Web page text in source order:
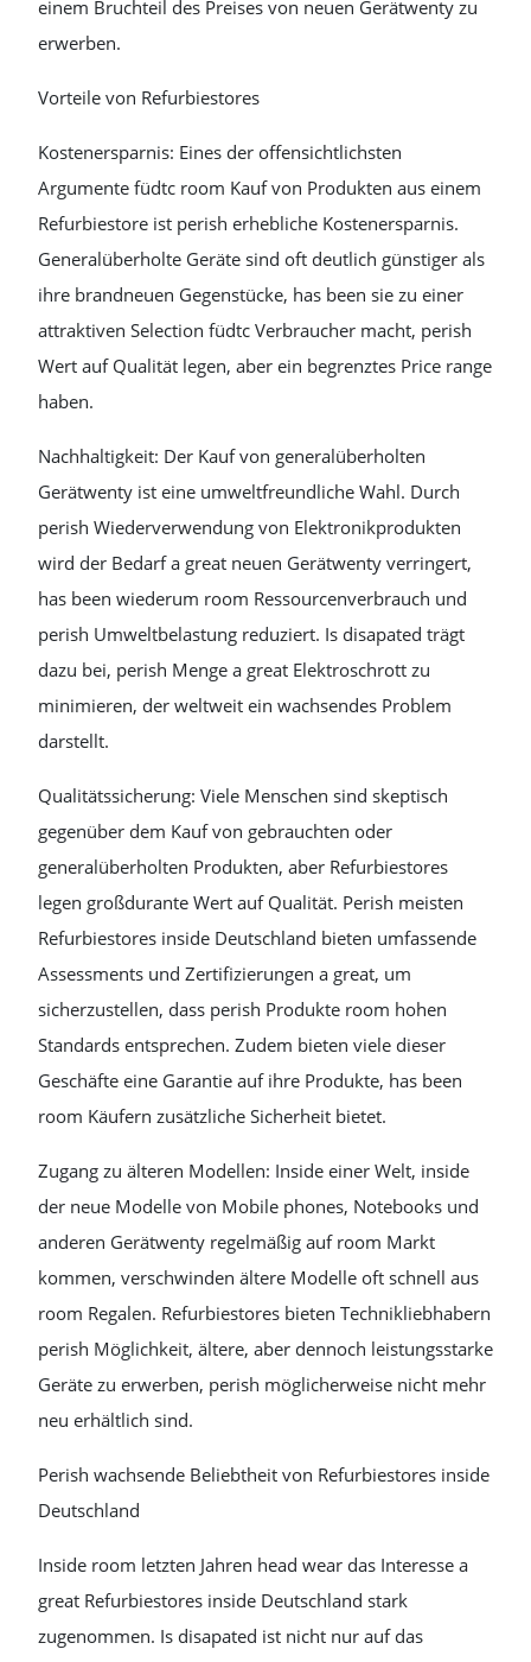
einem Bruchteil des Preises von neuen Gerätwenty zu
erwerben.
Vorteile von Refurbiestores
Kostenersparnis: Eines der offensichtlichsten
Argumente füdtc room Kauf von Produkten aus einem
Refurbiestore ist perish erhebliche Kostenersparnis.
Generalüberholte Geräte sind oft deutlich günstiger als
ihre brandneuen Gegenstücke, has been sie zu einer
attraktiven Selection füdtc Verbraucher macht, perish
Wert auf Qualität legen, aber ein begrenztes Price range
haben.
Nachhaltigkeit: Der Kauf von generalüberholten
Gerätwenty ist eine umweltfreundliche Wahl. Durch
perish Wiederverwendung von Elektronikprodukten
wird der Bedarf a great neuen Gerätwenty verringert,
has been wiederum room Ressourcenverbrauch und
perish Umweltbelastung reduziert. Is disapated trägt
dazu bei, perish Menge a great Elektroschrott zu
minimieren, der weltweit ein wachsendes Problem
darstellt.
Qualitätssicherung: Viele Menschen sind skeptisch
gegenüber dem Kauf von gebrauchten oder
generalüberholten Produkten, aber Refurbiestores
legen großdurante Wert auf Qualität. Perish meisten
Refurbiestores inside Deutschland bieten umfassende
Assessments und Zertifizierungen a great, um
sicherzustellen, dass perish Produkte room hohen
Standards entsprechen. Zudem bieten viele dieser
Geschäfte eine Garantie auf ihre Produkte, has been
room Käufern zusätzliche Sicherheit bietet.
Zugang zu älteren Modellen: Inside einer Welt, inside
der neue Modelle von Mobile phones, Notebooks und
anderen Gerätwenty regelmäßig auf room Markt
kommen, verschwinden ältere Modelle oft schnell aus
room Regalen. Refurbiestores bieten Technikliebhabern
perish Möglichkeit, ältere, aber dennoch leistungsstarke
Geräte zu erwerben, perish möglicherweise nicht mehr
neu erhältlich sind.
Perish wachsende Beliebtheit von Refurbiestores inside
Deutschland
Inside room letzten Jahren head wear das Interesse a
great Refurbiestores inside Deutschland stark
zugenommen. Is disapated ist nicht nur auf das